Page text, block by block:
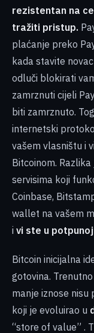
rezistentan na
tražiti pristup.
plaćanje preko
kada stavite
odluči blokirati
zamrznuti cijeli
biti zamrznuto.
internetski
vašem vlasništu i
Bitcoinom.
servisima koji
Coinbase,
wallet na vašem
i vi ste u
Bitcoin inicijalna
gotovina.
manje iznose nisu
koji je evoluirao u
“store of value” .